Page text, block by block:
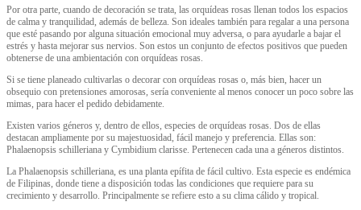
Por otra parte, cuando de decoración se trata, las orquídeas rosas llenan todos los espacios
de calma y tranquilidad, además de belleza. Son ideales también para regalar a una persona
que esté pasando por alguna situación emocional muy adversa, o para ayudarle a bajar el
estrés y hasta mejorar sus nervios. Son estos un conjunto de efectos positivos que pueden
obtenerse de una ambientación con orquídeas rosas.
Si se tiene planeado cultivarlas o decorar con orquídeas rosas o, más bien, hacer un
obsequio con pretensiones amorosas, sería conveniente al menos conocer un poco sobre las
mimas, para hacer el pedido debidamente.
Existen varios géneros y, dentro de ellos, especies de orquídeas rosas. Dos de ellas
destacan ampliamente por su majestuosidad, fácil manejo y preferencia. Ellas son:
Phalaenopsis schilleriana y Cymbidium clarisse. Pertenecen cada una a géneros distintos.
La Phalaenopsis schilleriana, es una planta epífita de fácil cultivo. Esta especie es endémica
de Filipinas, donde tiene a disposición todas las condiciones que requiere para su
crecimiento y desarrollo. Principalmente se refiere esto a su clima cálido y tropical.